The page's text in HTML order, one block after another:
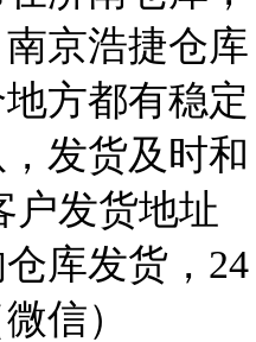
京浩捷仓库
方都有稳定
发货及时和
户发货地址
库发货，24
信）